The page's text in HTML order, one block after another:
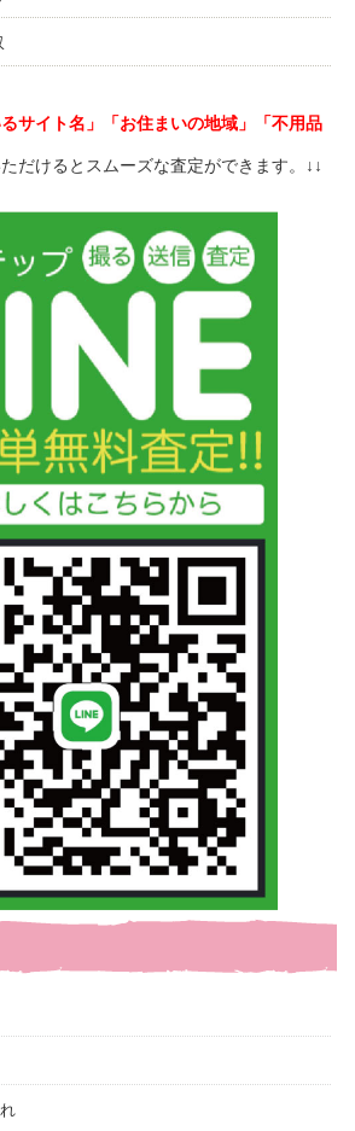
サイト名」「お住まいの地域」「不用品
だけるとスムーズな査定ができます。↓↓